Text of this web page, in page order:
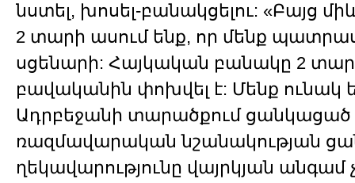
նստել, խոսել-բանակցելու: «Բայց
2 տարի ասում ենք, որ մենք
սցենարի: Հայկական բանակը 2
բավականին փոխվել է: Մենք ունակ
Ադրբեջանի տարածքում
ռազմավարական նշանակության
ղեկավարությունը վայրկյան անգամ